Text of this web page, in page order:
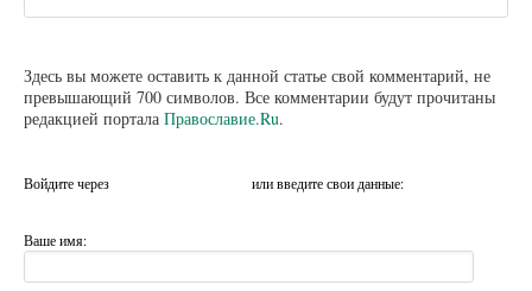
Здесь вы можете оставить к данной статье свой комментарий, не
превышающий 700 символов. Все комментарии будут прочитаны
редакцией портала Православие.Ru.
Войдите через или введите свои данные:
Ваше имя: